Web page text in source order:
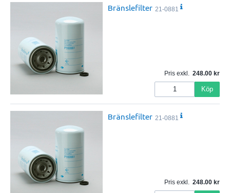
Bränslefilter 21-0881
Pris exkl. 248.00
Köp
Bränslefilter 21-0881
Pris exkl. 248.00